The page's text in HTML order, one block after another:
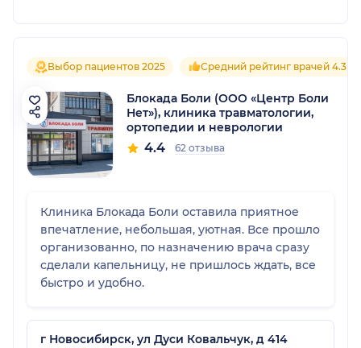
Выбор пациентов 2025 Средний рейтинг врачей 4.3
Блокада Боли (ООО «Центр Боли
Нет»), клиника травматологии,
ортопедии и неврологии
4.4 62 отзыва
Клиника Блокада Боли оставила приятное
впечатление, небольшая, уютная. Все прошло
организованно, по назначению врача сразу
сделали капельницу, не пришлось ждать, все
быстро и удобно.
г Новосибирск, ул Дуси Ковальчук, д 414